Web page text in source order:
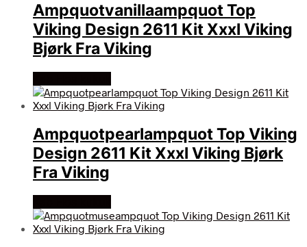
Ampquotvanillaampquot Top
Viking Design 2611 Kit Xxxl Viking
Bjørk Fra Viking
Ampquotpearlampquot Top Viking
Design 2611 Kit Xxxl Viking Bjørk
Fra Viking